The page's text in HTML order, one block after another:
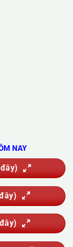
Từ Liêm -